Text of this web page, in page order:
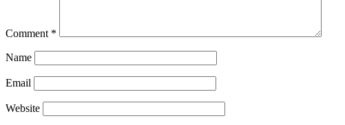
Comment *
Name
Email
Website